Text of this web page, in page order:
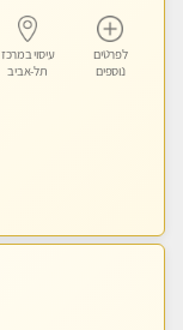
לפרטים
נוספים
עיסוי במרכז
תל-אביב